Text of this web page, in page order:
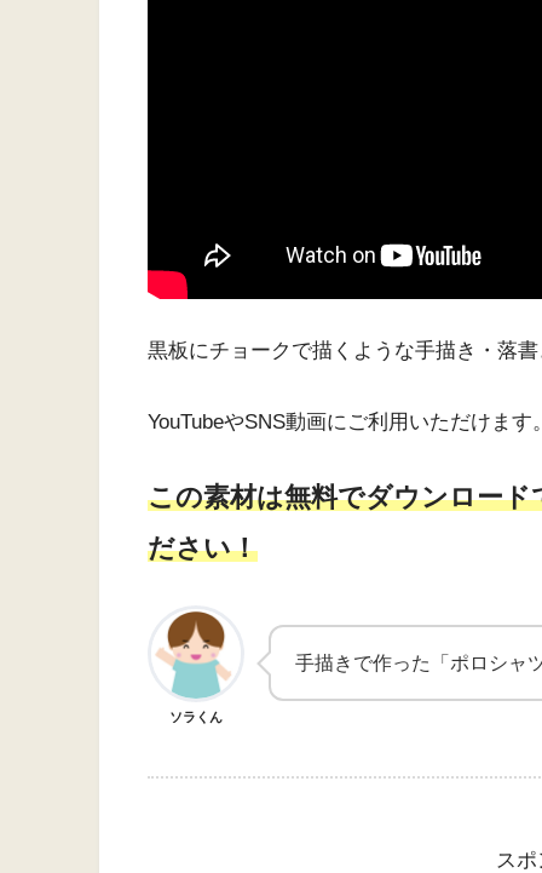
黒板にチョークで描くような手描き・落
YouTubeやSNS動画にご利用いただけます
この素材は無料でダウンロー
ださい！
ソラくん
手描きで作った「ポロシャ
ス